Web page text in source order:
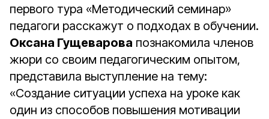
первого тура «Методический семинар»
педагоги расскажут о подходах в обучении.
Оксана Гущеварова познакомила членов
жюри со своим педагогическим опытом,
представила выступление на тему:
«Создание ситуации успеха на уроке как
один из способов повышения мотивации